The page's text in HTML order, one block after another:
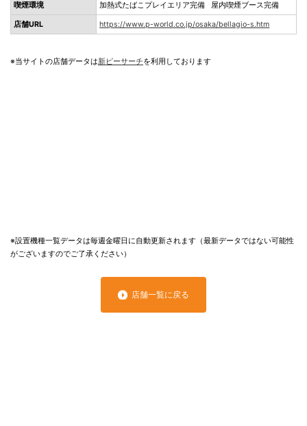
喫煙環境 加熱式たばこプレイエリア完備 屋内喫煙ブース完備
店舗URL https://www.p-world.co.jp/osaka/bellagio-s.htm
※当サイトの店舗データは新ピーサーチを利用しております
※設置機種一覧データは毎週金曜日に自動更新されます（最新データではない可能性
がございますのでご了承ください）
店舗一覧に戻る